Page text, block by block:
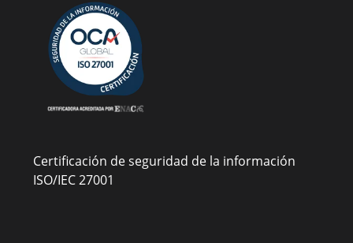
Certificación de seguridad de la información
ISO/IEC 27001